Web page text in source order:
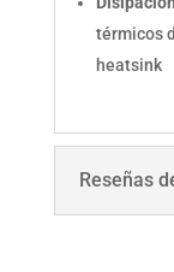
térmicos
heatsink
Reseñas